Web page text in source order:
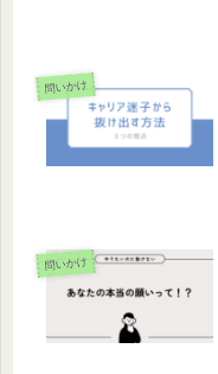
問いかけ
問いかけ